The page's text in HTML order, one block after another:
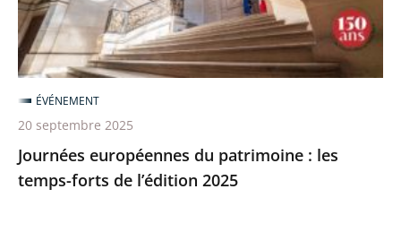
temps-
forts
de
l’édition
2025
Journées européennes du patrimoine : les
temps-forts de l’édition 2025
ÉVÉNEMENT
20 septembre 2025